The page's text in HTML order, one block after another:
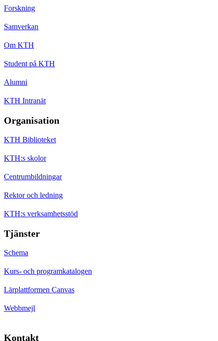
Forskning
Samverkan
Om KTH
Student på KTH
Alumni
KTH Intranät
Organisation
KTH Biblioteket
KTH:s skolor
Centrumbildningar
Rektor och ledning
KTH:s verksamhetsstöd
Tjänster
Schema
Kurs- och programkatalogen
Lärplattformen Canvas
Webbmejl
Kontakt